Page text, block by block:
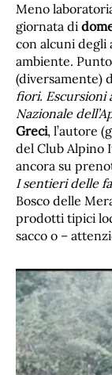
Meno
giornata di
con alcuni
ambiente.
(diversamente)
fiori. Escursioni
Nazionale
Greci, l’autore
del Club Alpino
ancora su
I sentieri delle
Bosco delle
prodotti tipici
sacco o –